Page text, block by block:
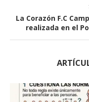
La Corazón F.C
realizada en el